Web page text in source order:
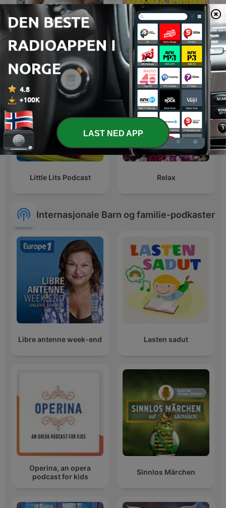
Ljudbok barn Mamma Jobber
Little Lits Podcast Relax
Internasjonale Barn og familie-podkaster
Libre antenne week-end Lasten sadut
Operina, an opera
podcast for kids
Sinnlos Märchen
LAST NED APP